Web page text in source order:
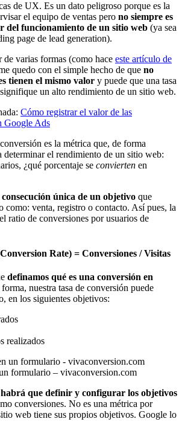
de UX. Es un dato peligroso porque es la
el equipo de ventas pero no siempre es
del funcionamiento de un sitio web (ya sea
page de lead generation).
de varias formas (como hace este artículo de
quedo con el simple hecho de que no
tienen el mismo valor y puede que una tasa
un alto rendimiento de un sitio web.
Cómo registrar el valor de las
Google Ads
es la métrica que, de forma
determinar el rendimiento de un sitio web:
¿qué porcentaje se convierten en
única de un objetivo que
como: venta, registro o contacto. Así pues, la
ratio de conversiones por usuarios de
Rate) = Conversiones / Visitas
definamos qué es una conversión en
forma, nuestra tasa de conversión puede
en los siguientes objetivos:
realizados
formulario – vivaconversion.com
que definir y configurar los objetivos
conversiones. No es una métrica por
web tiene sus propios objetivos. Google lo